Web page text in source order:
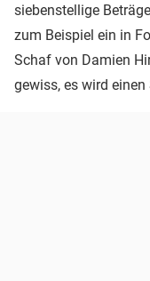
siebenstellige
zum Beispiel ein in
Schaf von Damien
gewiss, es wird